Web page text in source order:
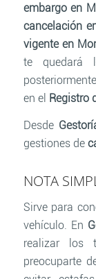
embargo en
cancelación
vigente en
te quedará
en el Registro
Desde
gestiones de
NOTA
Sirve para
vehículo. En
realizar los
preocuparte